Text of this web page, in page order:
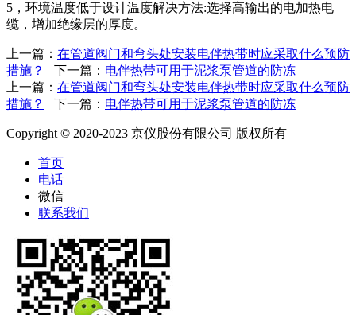
5，环境温度低于设计温度解决方法:选择高输出的电加热电
缆，增加绝缘层的厚度。
上一篇： 在管道阀门和弯头处安装电伴热带时应采取什么预防
措施？
下一篇： 电伴热带可用于泥浆泵管道的防冻
上一篇： 在管道阀门和弯头处安装电伴热带时应采取什么预防
措施？
下一篇： 电伴热带可用于泥浆泵管道的防冻
Copyright © 2020-2023 京仪股份有限公司 版权所有
首页
电话
微信
联系我们